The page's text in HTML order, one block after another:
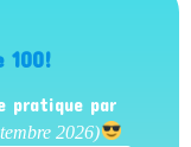
100!
pratique par
2026)